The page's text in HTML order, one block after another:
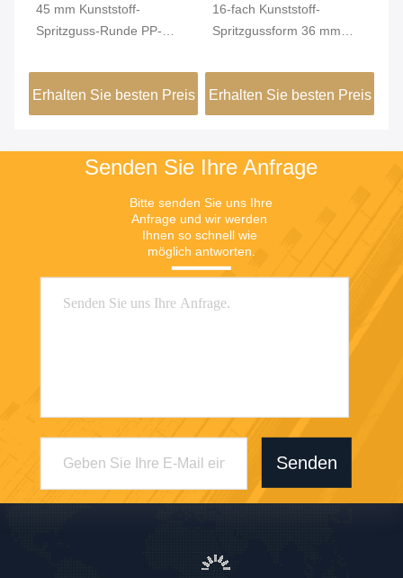
45 mm Kunststoff-
Spritzguss-Runde PP-
Spritzguss
Erhalten Sie besten Preis
16-fach Kunststoff-
Spritzgussform 36 mm
Spritzguss
Erhalten Sie besten Preis
Senden Sie Ihre Anfrage
Bitte senden Sie uns Ihre
Anfrage und wir werden
Ihnen so schnell wie
möglich antworten.
Senden